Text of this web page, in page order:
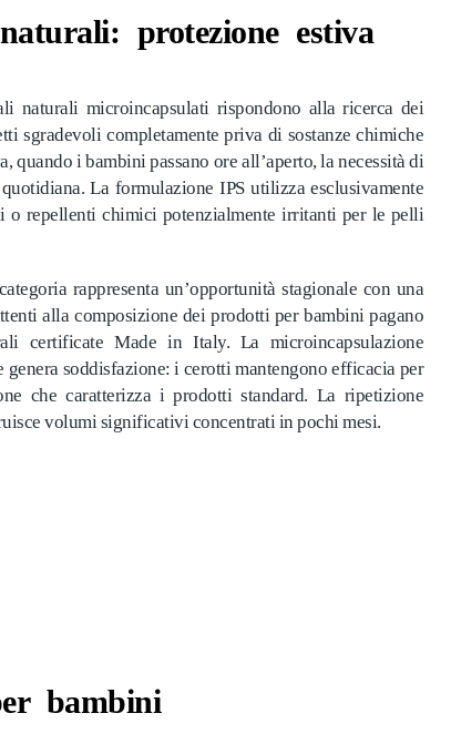
protezione estiva
naturali microincapsulati rispondono alla ricerca dei
sgradevoli completamente priva di sostanze chimiche
quando i bambini passano ore all’aperto, la necessità di
La formulazione IPS utilizza esclusivamente
repellenti chimici potenzialmente irritanti per le pelli
rappresenta un’opportunità stagionale con una
alla composizione dei prodotti per bambini pagano
certificate Made in Italy. La microincapsulazione
genera soddisfazione: i cerotti mantengono efficacia per
che caratterizza i prodotti standard. La ripetizione
volumi significativi concentrati in pochi mesi.
bambini